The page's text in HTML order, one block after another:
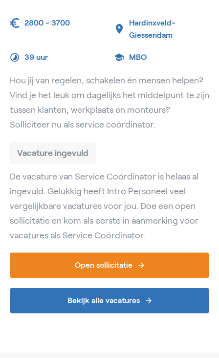
2800 - 3700
Hardinxveld-
Giessendam
39 uur MBO
Hou jij van regelen, schakelen én mensen helpen?
Vind je het leuk om dagelijks het middelpunt te zijn
tussen klanten, werkplaats en monteurs?
Solliciteer nu als service coördinator.
Vacature ingevuld
De vacature van Service Coördinator is helaas al
ingevuld. Gelukkig heeft Intro Personeel veel
vergelijkbare vacatures voor jou. Doe een open
sollicitatie en kom als eerste in aanmerking voor
vacatures als Service Coördinator.
Open sollicitatie
Bekijk alle vacatures